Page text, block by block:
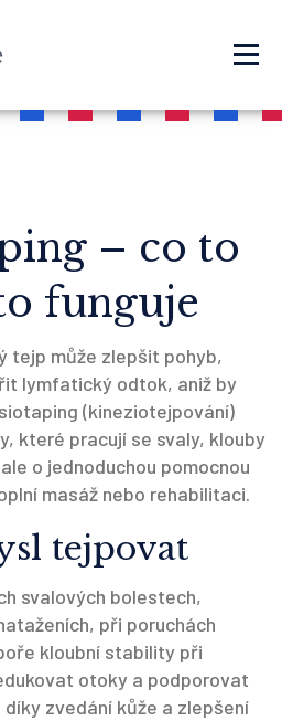
– co to
funguje
tejp může zlepšit pohyb,
lymfatický odtok, aniž by
(kineziotejpování)
které pracují se svaly, klouby
o jednoduchou pomocnou
masáž nebo rehabilitaci.
tejpovat
svalových bolestech,
při poruchách
kloubní stability při
otoky a podporovat
zvedání kůže a zlepšení